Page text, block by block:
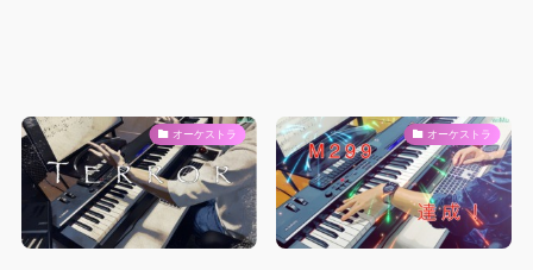
オーケストラ オーケストラ